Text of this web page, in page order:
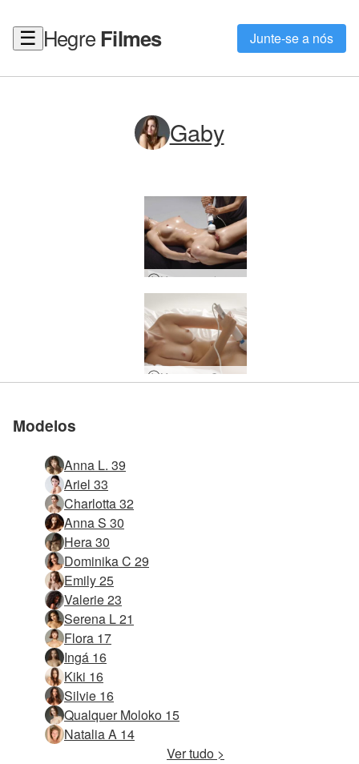
☰ Hegre Filmes Junte-se a nós
Gaby
Massagem de orgasmo elétrico múltiplo
Massagem Crazy Magic Wand
Modelos
Anna L. 39
Ariel 33
Charlotta 32
Anna S 30
Hera 30
Dominika C 29
Emily 25
Valerie 23
Serena L 21
Flora 17
Ingá 16
Kiki 16
Silvie 16
Qualquer Moloko 15
Natalia A 14
Ver tudo >